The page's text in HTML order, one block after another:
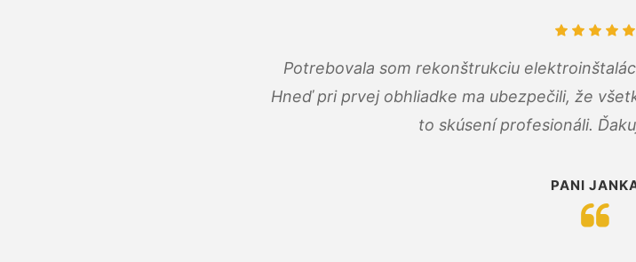
Potrebovala som rekonštrukciu
Hneď pri prvej obhliadke ma ubezpečili, že
to skúsení profesionáli.
PANI